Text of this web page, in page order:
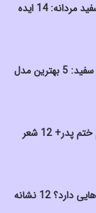
لباس مجلسی با کفش اسپرت سفید مردانه: 14 ایده
رنگ پیراهن مردانه برای پوست سفید: 5 بهترین مدل
24 بهترین متن سخنرانی مراسم ختم پدر+ 12 شعر
رابطه زناشویی سالم چه ویژگی هایی دارد؟ 12 نشانه